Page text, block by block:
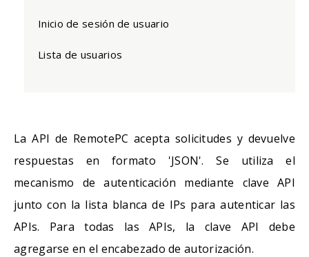
Inicio de sesión de usuario
Lista de usuarios
La API de RemotePC acepta solicitudes y devuelve
respuestas en formato 'JSON'. Se utiliza el
mecanismo de autenticación mediante clave API
junto con la lista blanca de IPs para autenticar las
APIs. Para todas las APIs, la clave API debe
agregarse en el encabezado de autorización.